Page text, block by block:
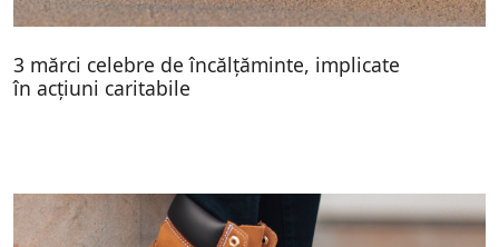
3 mărci celebre de încălțăminte, implicate
în acțiuni caritabile